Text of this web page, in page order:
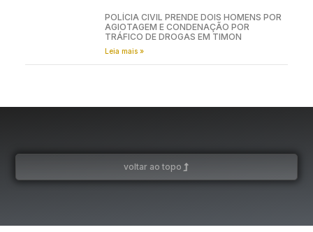
POLÍCIA CIVIL PRENDE DOIS HOMENS POR
AGIOTAGEM E CONDENAÇÃO POR
TRÁFICO DE DROGAS EM TIMON
Leia mais »